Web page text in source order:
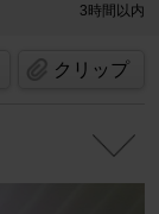
3時間以内
クリップ